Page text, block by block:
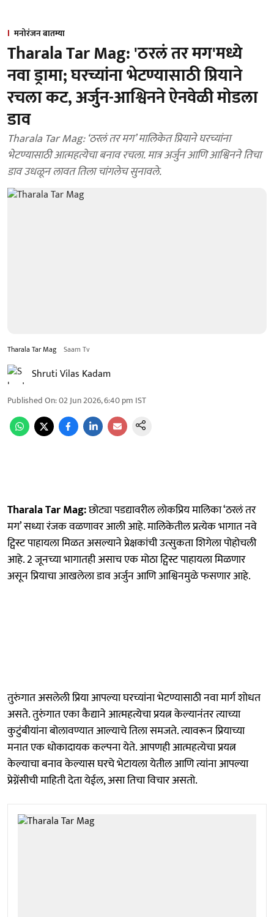
मनोरंजन बातम्या
Tharala Tar Mag: 'ठरलं तर मग'मध्ये
नवा ड्रामा; घरच्यांना भेटण्यासाठी प्रियाने
रचला कट, अर्जुन-आश्विनने ऐनवेळी मोडला
डाव
Tharala Tar Mag: ‘ठरलं तर मग’ मालिकेत प्रियाने घरच्यांना
भेटण्यासाठी आत्महत्येचा बनाव रचला. मात्र अर्जुन आणि आश्विनने तिचा
डाव उधळून लावत तिला चांगलेच सुनावले.
Tharala Tar Mag Saam Tv
Shruti Vilas Kadam
Published On:02 Jun 2026, 6:40 pm IST
Tharala Tar Mag:छोट्या पडद्यावरील लोकप्रिय मालिका ‘ठरलं तर
मग’ सध्या रंजक वळणावर आली आहे. मालिकेतील प्रत्येक भागात नवे
ट्विस्ट पाहायला मिळत असल्याने प्रेक्षकांची उत्सुकता शिगेला पोहोचली
आहे. 2 जूनच्या भागातही असाच एक मोठा ट्विस्ट पाहायला मिळणार
असून प्रियाचा आखलेला डाव अर्जुन आणि आश्विनमुळे फसणार आहे.
तुरुंगात असलेली प्रिया आपल्या घरच्यांना भेटण्यासाठी नवा मार्ग शोधत
असते. तुरुंगात एका कैद्याने आत्महत्येचा प्रयत्न केल्यानंतर त्याच्या
कुटुंबीयांना बोलावण्यात आल्याचे तिला समजते. त्यावरून प्रियाच्या
मनात एक धोकादायक कल्पना येते. आपणही आत्महत्येचा प्रयत्न
केल्याचा बनाव केल्यास घरचे भेटायला येतील आणि त्यांना आपल्या
प्रेग्नेंसीची माहिती देता येईल, असा तिचा विचार असतो.